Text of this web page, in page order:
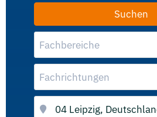
Fachbereiche
Fachrichtungen